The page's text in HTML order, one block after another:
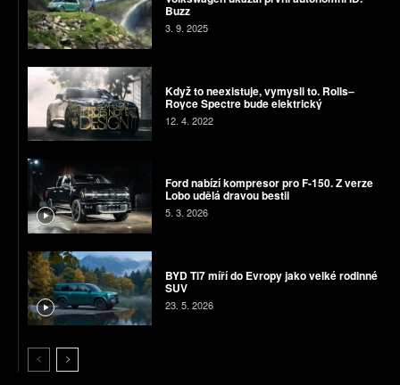
Buzz
3. 9. 2025
Když to neexistuje, vymysli to. Rolls–
Royce Spectre bude elektrický
12. 4. 2022
Ford nabízí kompresor pro F-150. Z verze
Lobo udělá dravou bestii
5. 3. 2026
BYD Ti7 míří do Evropy jako velké rodinné
SUV
23. 5. 2026